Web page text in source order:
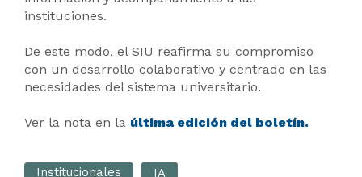
instituciones.
De este modo, el SIU reafirma su compromiso
con un desarrollo colaborativo y centrado en las
necesidades del sistema universitario.
Ver la nota en la última edición del boletín.
Institucionales IA